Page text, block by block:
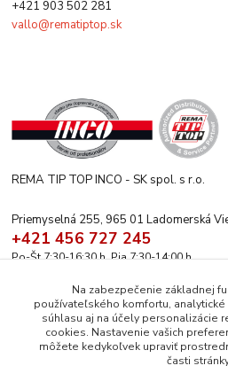
+421 903 502 281
vallo@rematiptop.sk
REMA TIP TOP INCO - SK spol. s r.o.
Priemyselná 255, 965 01 Ladomerská
+421 456 727 245
Po-Št 7:30-16:30 h. Pia 7:30-14:00 h.
rematiptop@rematiptop.sk
Na zabezpečenie základnej
používateľského komfortu,
súhlasu aj na účely personalizácie
cookies. Nastavenie vašich
môžete kedykoľvek upraviť
časti